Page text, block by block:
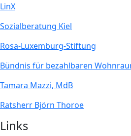
LinX
Sozialberatung Kiel
Rosa-Luxemburg-Stiftung
Bündnis für bezahlbaren
Tamara Mazzi, MdB
Ratsherr Björn Thoroe
Links